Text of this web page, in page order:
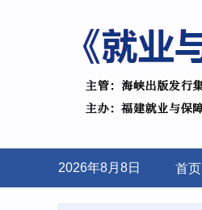
2026年8月8日 首页